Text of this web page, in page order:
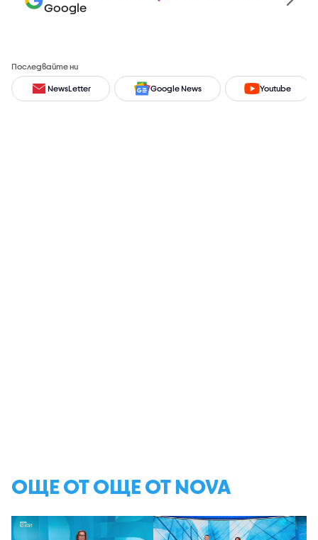
Google
Последвайте ни
NewsLetter Google News Youtube
ОЩЕ ОТ ОЩЕ ОТ NOVA